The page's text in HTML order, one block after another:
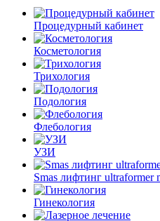
Процедурный кабинет
Косметология
Трихология
Подология
Флебология
УЗИ
Smas лифтинг ultraformer
Гинекология